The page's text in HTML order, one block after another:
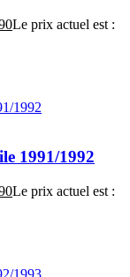
Le prix actuel est :
1991/1992
Le prix actuel est :